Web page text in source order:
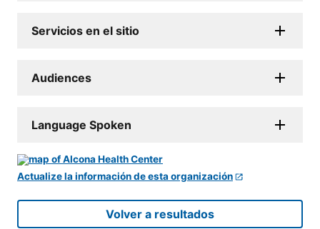
Servicios en el sitio
Audiences
Language Spoken
Actualize la información de esta organización
Volver a resultados